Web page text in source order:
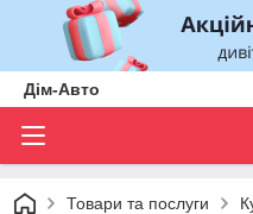
Дім-Авто
Товари та послуги